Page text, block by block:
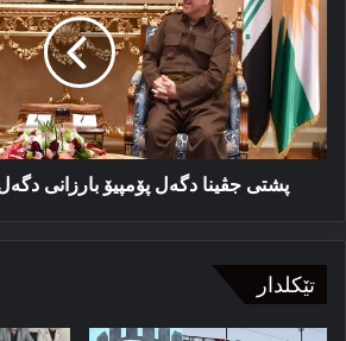
پۆمپیۆ
بارزانی
دگەل
ئەنەكەسێ
جڤیا
پشتی جڤینا دگەل پۆمپیۆ بارزانی
تێکلدار